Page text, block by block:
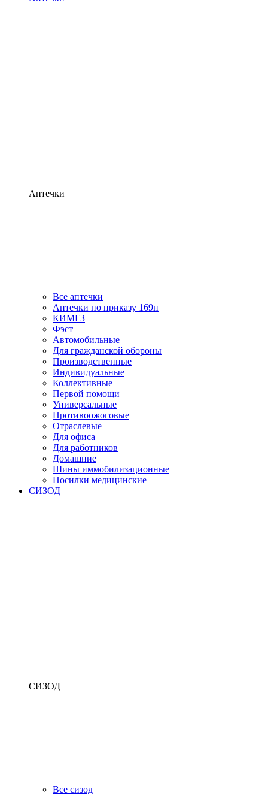
Аптечки
Все аптечки
Аптечки по приказу 169н
КИМГЗ
Фэст
Автомобильные
Для гражданской обороны
Производственные
Индивидуальные
Коллективные
Первой помощи
Универсальные
Противоожоговые
Отраслевые
Для офиса
Для работников
Домашние
Шины иммобилизационные
Носилки медицинские
СИЗОД
СИЗОД
Все сизод